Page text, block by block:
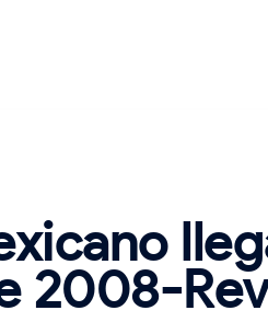
2008-